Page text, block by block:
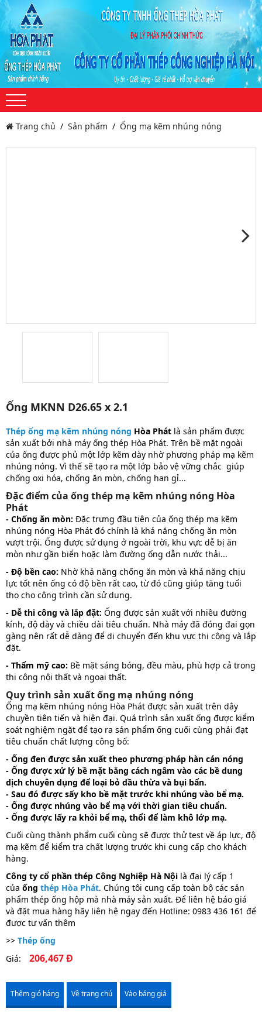
Trang chủ Sản phẩm Ống mạ kẽm nhúng nóng
Ống MKNN D26.65 x 2.1
Thép ống mạ kẽm nhúng nóng Hòa Phát là sản phẩm được
sản xuất bởi nhà máy ống thép Hòa Phát. Trên bề mặt ngoài
của ống được phủ một lớp kẽm dày nhờ phương pháp mạ kẽm
nhúng nóng. Vì thế sẽ tạo ra một lớp bảo vệ vững chắc giúp
chống oxi hóa, chống ăn mòn, chống han gỉ...
Đặc điểm của ống thép mạ kẽm nhúng nóng Hòa
Phát
- Chống ăn mòn: Đặc trưng đầu tiên của ống thép mạ kẽm
nhúng nóng Hòa Phát đó chính là khả năng chống ăn mòn
vượt trội. Ống được sử dụng ở ngoài trời, khu vực dễ bị ăn
mòn như gần biển hoặc làm đường ống dẫn nước thải...
- Độ bền cao: Nhờ khả năng chống ăn mòn và khả năng chịu
lực tốt nên ống có độ bền rất cao, từ đó cũng giúp tăng tuổi
thọ cho công trình cần sử dụng.
- Dễ thi công và lắp đặt: Ống được sản xuất với nhiều đường
kính, độ dày và chiều dài tiêu chuẩn. Nhà máy đã đóng đai gọn
gàng nên rất dễ dàng để di chuyển đến khu vực thi công và lắp
đặt.
- Thẩm mỹ cao: Bề mặt sáng bóng, đều màu, phù hợp cả trong
thi công nội thất và ngoại thất.
Quy trình sản xuất ống mạ nhúng nóng
Ống mạ kẽm nhúng nóng Hòa Phát được sản xuất trên dây
chuyền tiên tiến và hiện đại. Quá trình sản xuất ống được kiểm
soát nghiệm ngặt để tạo ra sản phẩm ống cuối cùng phải đạt
tiêu chuẩn chất lượng công bố:
- Ống đen được sản xuất theo phương pháp hàn cán nóng
- Ống được xử lý bề mặt bằng cách ngâm vào các bề dung
dịch chuyên dụng để loại bỏ dầu thừa và bụi bẩn.
- Sau đó được sấy kho bề mặt trước khi nhúng vào bể mạ.
- Ống được nhúng vào bể mạ với thời gian tiêu chuẩn.
- Ống được lấy ra khỏi bể mạ, thổi để làm khô lớp mạ.
Cuối cùng thành phẩm cuối cùng sẽ được thử test về áp lực, độ
mạ kẽm để kiểm tra chất lượng trước khi cung cấp cho khách
hàng.
Công ty cổ phần thép Công Nghiệp Hà Nội là đại lý cấp 1
của ống thép Hòa Phát. Chúng tôi cung cấp toàn bộ các sản
phẩm thép ống hộp mà nhà máy sản xuất. Để liên hệ báo giá
và đặt mua hàng hãy liên hệ ngay đến Hotline: 0983 436 161 để
được tư vấn thêm
>> Thép ống
Giá:
206,467 Đ
Thêm giỏ hàng Về trang chủ Vào bảng giá